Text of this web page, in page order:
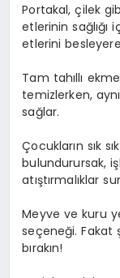
Portakal, çilek
etlerinin sağlığı
etlerini
Tam tahıllı
temizlerken,
sağlar.
Çocukların sık
bulundurursak,
atıştırmalıklar
Meyve ve kuru
seçeneği. Fakat
bırakın!